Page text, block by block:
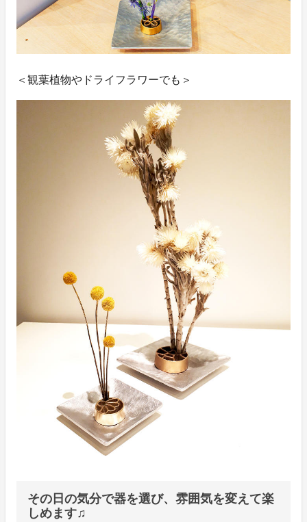
＜観葉植物やドライフラワーでも＞
その日の気分で器を選び、雰囲気を変えて楽
しめます♫